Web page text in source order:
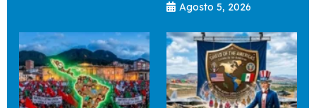
Agosto 5, 2026